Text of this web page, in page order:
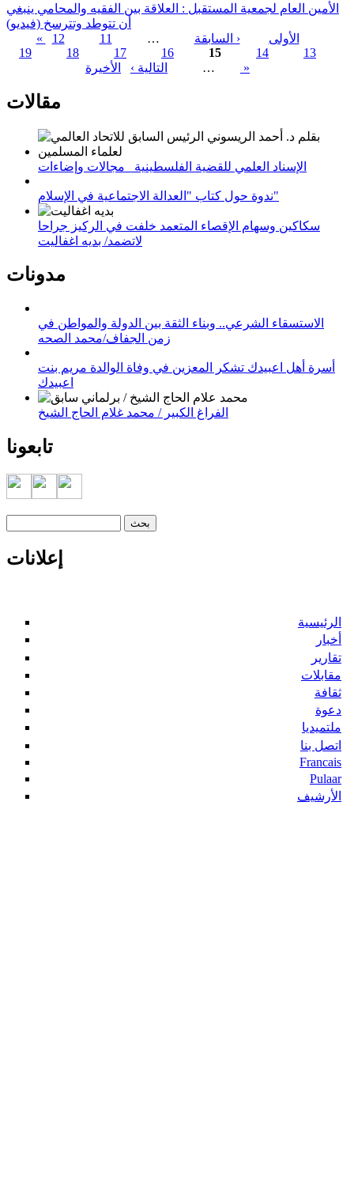
الأمين العام لجمعية المستقبل : العلاقة بين الفقيه والمحامي ينبغي
أن تتوطد وتترسخ (فيديو)
الصفحات
« الأولى ‹ السابقة …
11
12
13
14
15
16
17
18
19
…
التالية › الأخيرة »
مقالات
الإسناد العلمي للقضية الفلسطينية_ مجالات وإضاءات
ندوة حول كتاب "العدالة الاجتماعية في الإسلام"
سكاكين وسهام الإقصاء المتعمد خلفت في الركيز جراحا
لاتضمد/ بديه اغفاليت
مدونات
الاستسقاء الشرعي.. وبناء الثقة بين الدولة والمواطن في
زمن الجفاف/محمد الصحه
أسرة أهل اعبيدك تشكر المعزين في وفاة الوالدة مريم بنت
اعبيدك
الفراغ الكبير / محمد غلام الحاج الشيخ
تابعونا
إعلانات
الرئيسية
أخبار
تقارير
مقابلات
ثقافة
دعوة
ملتميديا
اتصل بنا
Francais
Pulaar
الأرشيف